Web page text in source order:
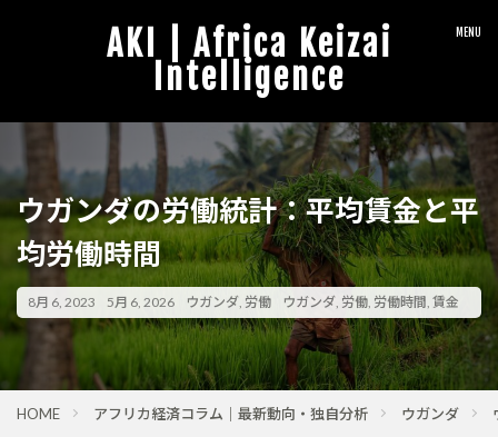
AKI | Africa Keizai
Intelligence
ウガンダの労働統計：平均賃金と平
均労働時間
8月 6, 2023 5月 6, 2026 ウガンダ, 労働 ウガンダ, 労働, 労働時間, 賃金
HOME アフリカ経済コラム｜最新動向・独自分析 ウガンダ